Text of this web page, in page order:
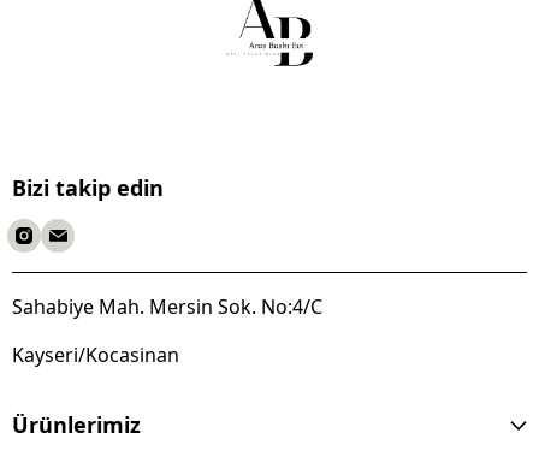
Bizi takip edin
Sahabiye Mah. Mersin Sok. No:4/C
Kayseri/Kocasinan
Ürünlerimiz